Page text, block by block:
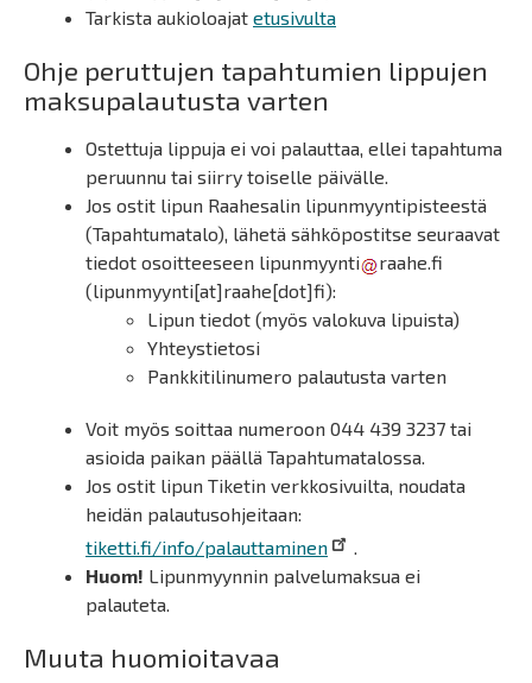
Tarkista aukioloajat etusivulta
Ohje peruttujen tapahtumien lippujen
maksupalautusta varten
Ostettuja lippuja ei voi palauttaa, ellei tapahtuma
peruunnu tai siirry toiselle päivälle.
Jos ostit lipun Raahesalin lipunmyyntipisteestä
(Tapahtumatalo), lähetä sähköpostitse seuraavat
tiedot osoitteeseen lipunmyynti
raahe.fi
(lipunmyynti[at]raahe[dot]fi):
Lipun tiedot (myös valokuva lipuista)
Yhteystietosi
Pankkitilinumero palautusta varten
Voit myös soittaa numeroon 044 439 3237 tai
asioida paikan päällä Tapahtumatalossa.
Jos ostit lipun Tiketin verkkosivuilta, noudata
heidän palautusohjeitaan:
tiketti.fi/info/palauttaminen
.
Huom! Lipunmyynnin palvelumaksua ei
palauteta.
Muuta huomioitavaa